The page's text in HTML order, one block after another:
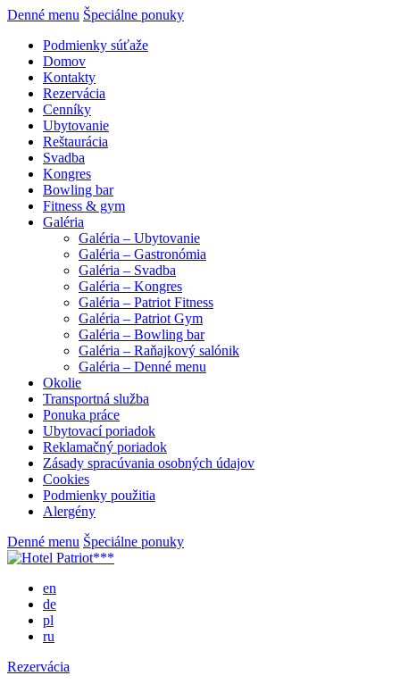
Denné menu Špeciálne ponuky
Podmienky súťaže
Domov
Kontakty
Rezervácia
Cenníky
Ubytovanie
Reštaurácia
Svadba
Kongres
Bowling bar
Fitness & gym
Galéria
Galéria – Ubytovanie
Galéria – Gastronómia
Galéria – Svadba
Galéria – Kongres
Galéria – Patriot Fitness
Galéria – Patriot Gym
Galéria – Bowling bar
Galéria – Raňajkový salónik
Galéria – Denné menu
Okolie
Transportná služba
Ponuka práce
Ubytovací poriadok
Reklamačný poriadok
Zásady spracúvania osobných údajov
Cookies
Podmienky použitia
Alergény
Denné menu Špeciálne ponuky
en
de
pl
ru
Rezervácia